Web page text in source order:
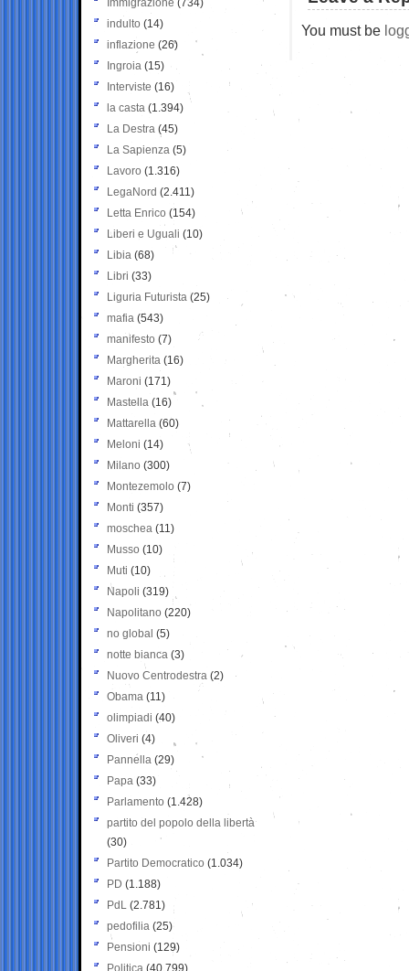
You must be
Immigrazione (734)
indulto (14)
inflazione (26)
Ingroia (15)
Interviste (16)
la casta (1.394)
La Destra (45)
La Sapienza (5)
Lavoro (1.316)
LegaNord (2.411)
Letta Enrico (154)
Liberi e Uguali (10)
Libia (68)
Libri (33)
Liguria Futurista (25)
mafia (543)
manifesto (7)
Margherita (16)
Maroni (171)
Mastella (16)
Mattarella (60)
Meloni (14)
Milano (300)
Montezemolo (7)
Monti (357)
moschea (11)
Musso (10)
Muti (10)
Napoli (319)
Napolitano (220)
no global (5)
notte bianca (3)
Nuovo Centrodestra (2)
Obama (11)
olimpiadi (40)
Oliveri (4)
Pannella (29)
Papa (33)
Parlamento (1.428)
partito del popolo della libertà
(30)
Partito Democratico (1.034)
PD (1.188)
PdL (2.781)
pedofilia (25)
Pensioni (129)
Politica (40.799)